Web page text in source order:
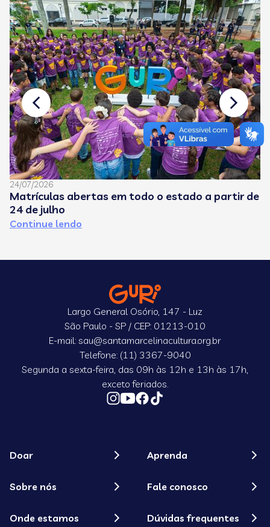
24/07/2026
Matrículas abertas em todo o estado a partir de
24 de julho
Continue lendo
Largo General Osório, 147 - Luz
São Paulo - SP / CEP: 01213-010
E-mail: sau@santamarcelinacultura.org.br
Telefone: (11) 3367-9040
Segunda a sexta-feira, das 09h às 12h e 13h às 17h,
exceto feriados.
Doar
Sobre nós
Onde estamos
Aprenda
Fale conosco
Dúvidas frequentes